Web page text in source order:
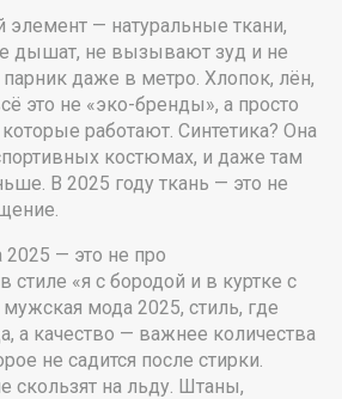
элемент — натуральные ткани,
дышат, не вызывают зуд и не
даже в метро. Хлопок, лён,
это не «эко-бренды», а просто
работают. Синтетика? Она
костюмах, и даже там
В 2025 году ткань — это не
— это не про
стиле «я с бородой и в куртке с
мужская мода 2025, стиль, где
а качество — важнее количества
не садится после стирки.
скользят на льду. Штаны,